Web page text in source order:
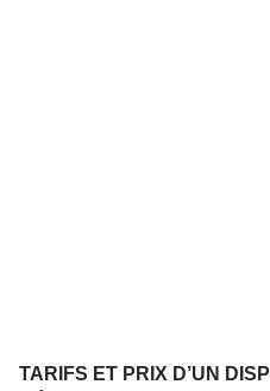
TARIFS ET PRIX D’UN